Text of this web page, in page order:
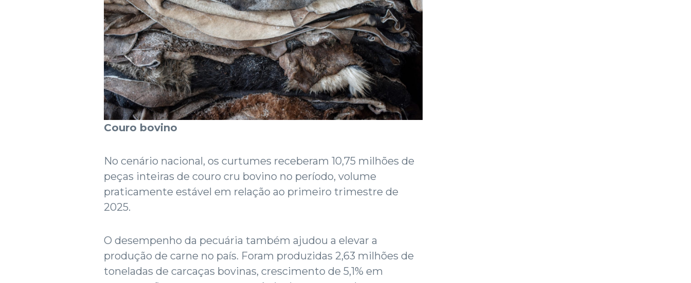
Couro bovino
No cenário nacional, os curtumes receberam 10,75 milhões de
peças inteiras de couro cru bovino no período, volume
praticamente estável em relação ao primeiro trimestre de
2025.
O desempenho da pecuária também ajudou a elevar a
produção de carne no país. Foram produzidas 2,63 milhões de
toneladas de carcaças bovinas, crescimento de 5,1% em